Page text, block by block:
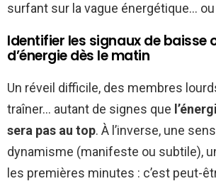
surfant sur la vague énergétique…
Identifier les signaux de baisse
d’énergie dès le matin
Un réveil difficile, des membres
traîner… autant de signes que
sera pas au top. À l’inverse, une
dynamisme (manifeste ou subtile),
les premières minutes : c’est peut-